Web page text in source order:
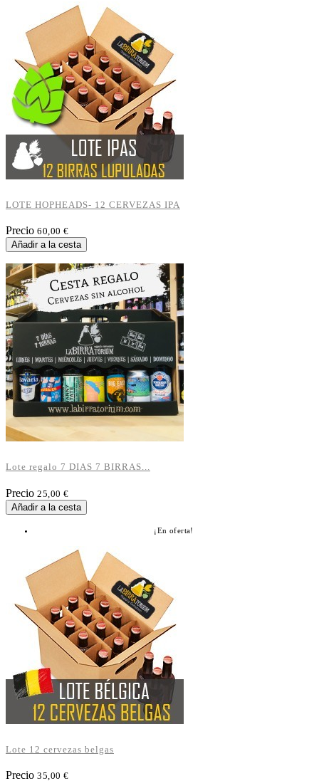
LOTE HOPHEADS- 12 CERVEZAS IPA
Precio 60,00 €
Añadir a la cesta
Lote regalo 7 DIAS 7 BIRRAS...
Precio 25,00 €
Añadir a la cesta
¡En oferta!
Lote 12 cervezas belgas
Precio 35,00 €